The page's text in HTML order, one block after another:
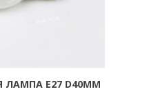
E27 D40ММ